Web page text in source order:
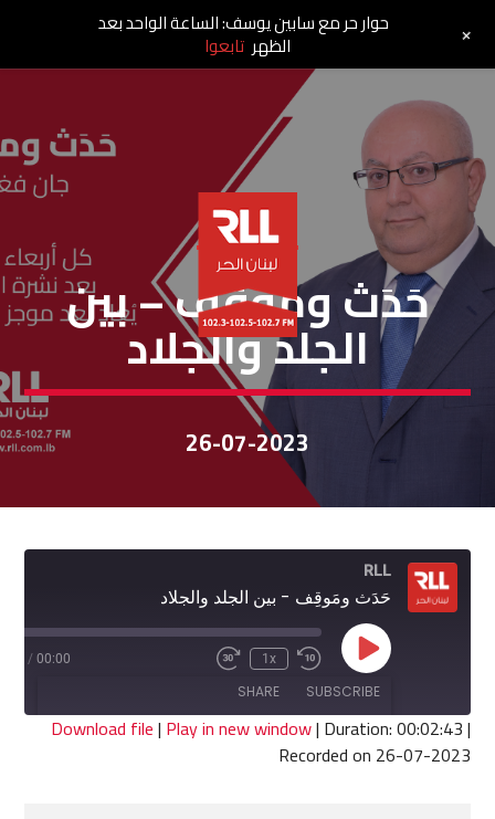
حَدَثٌ ومَوقِف
حَدَث ومَوقِف – بين
الجلد والجلاد
26-07-2023
RLL
حَدَث ومَوقِف - بين الجلد والجلاد
Play
Episode
Rewind
10
Seconds
1x
Fast
seconds
00:00
/
SUBSCRIBE
SHARE
SHARE
Download file| Play in new window| Duration: 00:02:43|
Recorded on 26-07-2023
حوار حر مع سابين يوسف: الساعة الواحد بعد
الظهر تابعوا +